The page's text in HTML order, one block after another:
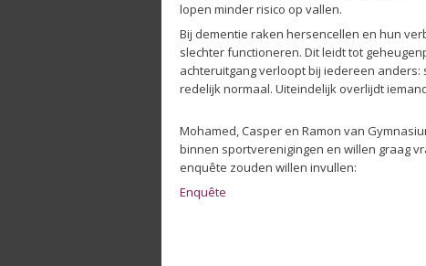
lopen minder risico op vallen.
Bij dementie raken hersencellen en hun
slechter functioneren. Dit leidt tot
achteruitgang verloopt bij iedereen
redelijk normaal. Uiteindelijk overlijdt
Mohamed, Casper en Ramon van
binnen sportverenigingen en willen graag
enquête zouden willen invullen:
Enquête